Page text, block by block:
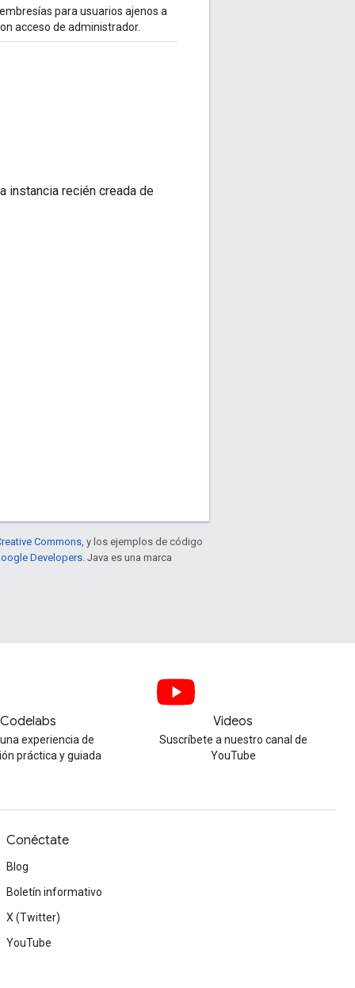
para usuarios ajenos a
acceso de administrador.
instancia recién creada de
Commons , y los ejemplos de código
Developers . Java es una marca
Codelabs
experiencia de
práctica y guiada
Videos
Suscríbete a nuestro canal de
YouTube
Conéctate
Blog
Boletín informativo
X (Twitter)
YouTube